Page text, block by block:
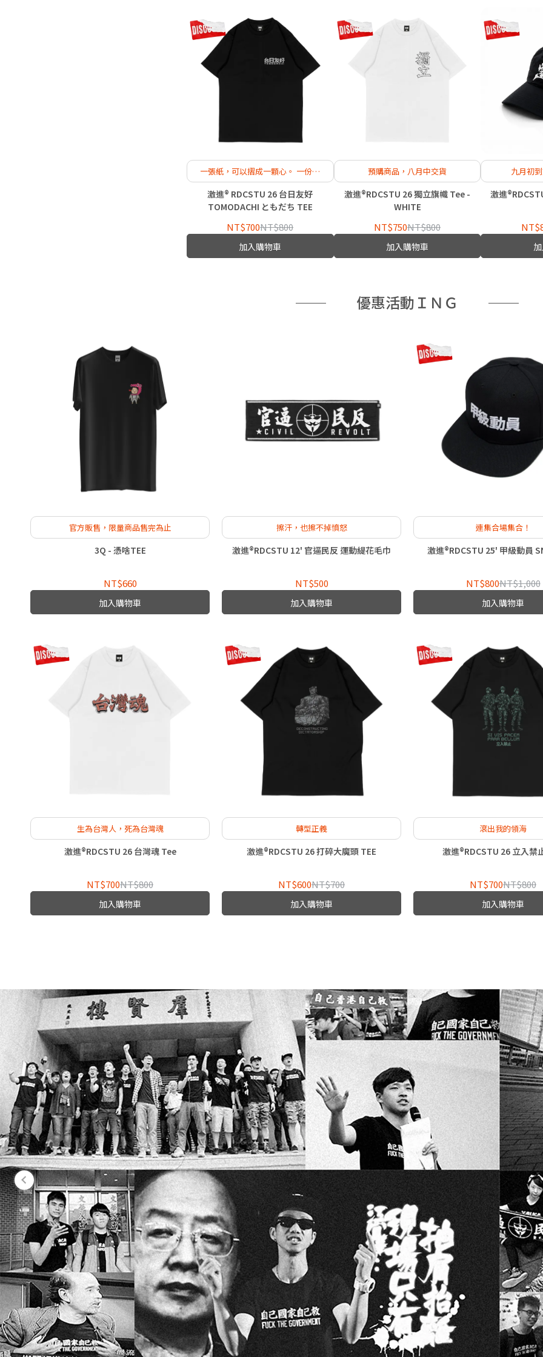
一張紙，可以摺成一顆心。 一份善
意，可以跨越海洋。
激進® RDCSTU 26 台日友好
TOMODACHI ともだち TEE
NT$700NT$800
加入購物車
預購商品，八月中交貨
激進®RDCSTU 26 獨立旗幟 Tee -
WHITE
NT$750NT$800
加入購物車
九月初
激進
優惠活動ＩＮＧ
官方販售，限量商品售完為止
3Q - 憑啥TEE
NT$660
加入購物車
擦汗，也擦不掉憤怒
激進®RDCSTU 12' 官逼民反 運動緹花毛巾
NT$500
加入購物車
連集合場集合！
激進®RDCSTU 25' 甲級動員
NT$800NT$1,000
加入購物車
生為台灣人，死為台灣魂
激進®RDCSTU 26 台灣魂 Tee
NT$700NT$800
加入購物車
轉型正義
激進®RDCSTU 26 打碎大魔頭 TEE
NT$600NT$700
加入購物車
滾出我的領海
激進®RDCSTU 26 立入禁
NT$700NT$800
加入購物車